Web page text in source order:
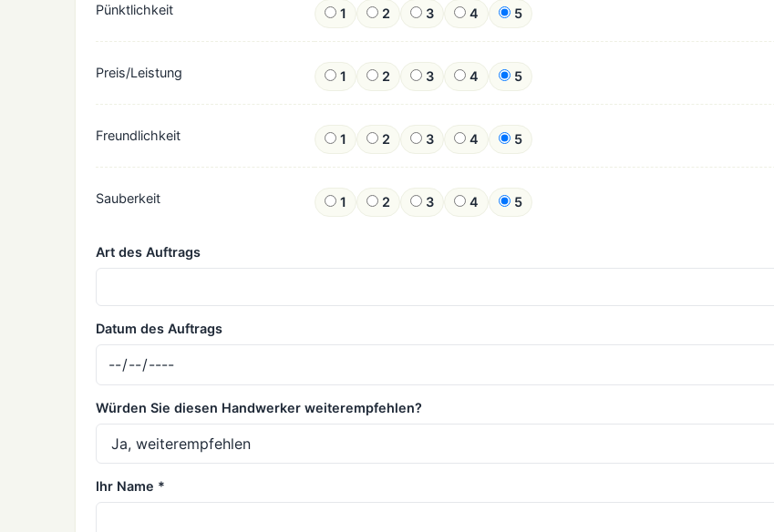
Pünktlichkeit 1 2 3 4 5
Preis/Leistung 1 2 3 4 5
Freundlichkeit 1 2 3 4 5
Sauberkeit 1 2 3 4 5
Art des Auftrags
Datum des Auftrags
Würden Sie diesen Handwerker weiterempfehlen?
Ihr Name *